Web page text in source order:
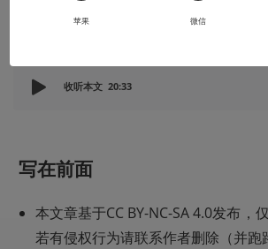
收听本文 20:33
写在前面
本文章基于CC BY-NC-SA 4.0发布，
若有侵权行为请联系作者删除（并跑
苹果 微信